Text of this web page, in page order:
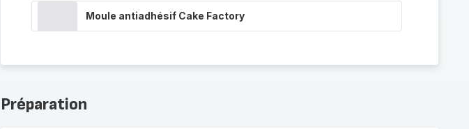
Moule antiadhésif Cake Factory
Préparation